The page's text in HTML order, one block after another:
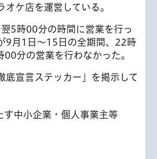
オケ店を運営している。
5時00分の時間に営業を行っ
9月1日～15日の全期間、22時
分の営業を行わなかった。
底宣言ステッカー」を掲示して
す中小企業・個人事業主等